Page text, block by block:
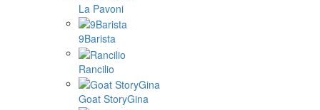
La Pavoni
9Barista
Rancilio
Goat StoryGina